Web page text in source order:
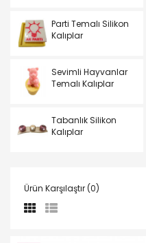
Parti Temalı Silikon
Kalıplar
Sevimli Hayvanlar
Temalı Kalıplar
Tabanlık Silikon
Kalıplar
Ürün Karşılaştır (0)